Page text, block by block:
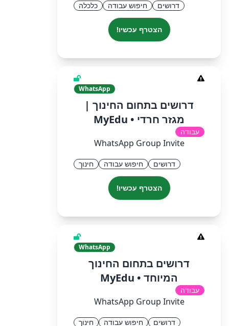
דרושים חיפוש עבודה כלכלה
הצטרף עכשיו!
WhatsApp
דרושים בתחום החינוך |
מגזר חרדי • MyEdu
עבודה
WhatsApp Group Invite
דרושים חיפוש עבודה חינוך
הצטרף עכשיו!
WhatsApp
דרושים בתחום החינוך
המיוחד • MyEdu
עבודה
WhatsApp Group Invite
דרושים חיפוש עבודה חינוך